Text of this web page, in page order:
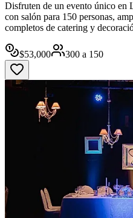
Disfruten de un evento único en
con salón para 150 personas,
completos de catering y
$53,000 300 a 150